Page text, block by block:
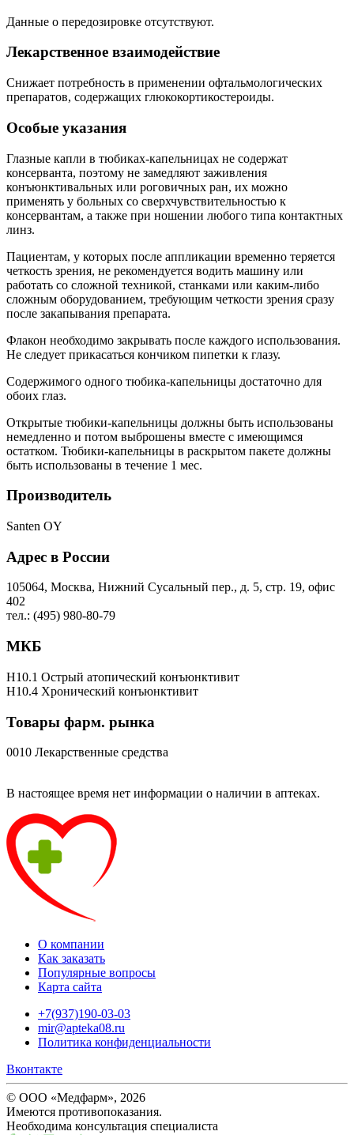
Данные о передозировке отсутствуют.
Лекарственное взаимодействие
Снижает потребность в применении офтальмологических
препаратов, содержащих глюкокортикостероиды.
Особые указания
Глазные капли в тюбиках-капельницах не содержат
консерванта, поэтому не замедляют заживления
конъюнктивальных или роговичных ран, их можно
применять у больных со сверхчувствительностью к
консервантам, а также при ношении любого типа контактных
линз.
Пациентам, у которых после аппликации временно теряется
четкость зрения, не рекомендуется водить машину или
работать со сложной техникой, станками или каким-либо
сложным оборудованием, требующим четкости зрения сразу
после закапывания препарата.
Флакон необходимо закрывать после каждого использования.
Не следует прикасаться кончиком пипетки к глазу.
Содержимого одного тюбика-капельницы достаточно для
обоих глаз.
Открытые тюбики-капельницы должны быть использованы
немедленно и потом выброшены вместе с имеющимся
остатком. Тюбики-капельницы в раскрытом пакете должны
быть использованы в течение 1 мес.
Производитель
Santen OY
Адрес в России
105064, Москва, Нижний Сусальный пер., д. 5, стр. 19, офис
402
тел.: (495) 980-80-79
МКБ
H10.1 Острый атопический конъюнктивит
H10.4 Хронический конъюнктивит
Товары фарм. рынка
0010 Лекарственные средства
В настоящее время нет информации о наличии в аптеках.
О компании
Как заказать
Популярные вопросы
Карта сайта
+7(937)190-03-03
mir@apteka08.ru
Политика конфиденциальности
Вконтакте
© ООО «Медфарм», 2026
Имеются противопоказания.
Необходима консультация специалиста